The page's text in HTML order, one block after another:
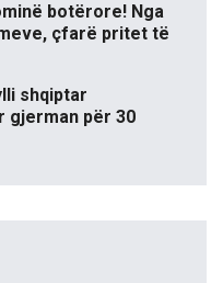
botërore! Nga
çfarë pritet të
shqiptar
gjerman për 30